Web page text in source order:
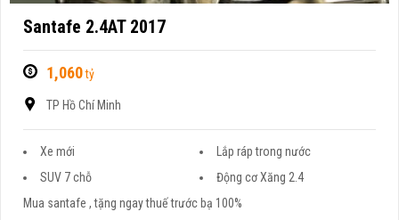
Santafe 2.4AT 2017
1,060tỷ
TP Hồ Chí Minh
Xe mới
Lắp ráp trong nước
SUV 7 chỗ
Động cơ Xăng 2.4
Mua santafe , tặng ngay thuế trước bạ 100%